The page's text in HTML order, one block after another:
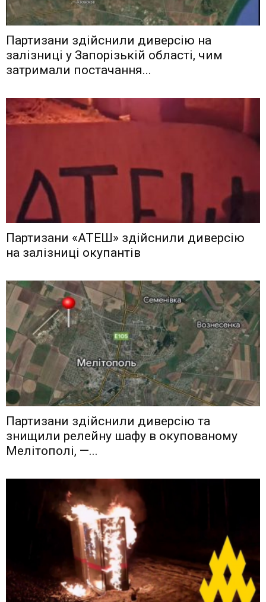
Партизани здійснили диверсію на
залізниці у Запорізькій області, чим
затримали постачання...
Партизани «АТЕШ» здійснили диверсію
на залізниці окупантів
Партизани здійснили диверсію та
знищили релейну шафу в окупованому
Мелітополі, —...